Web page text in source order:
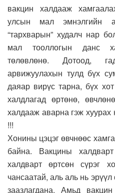
вакцин халдааж
улсын мал эмнэлгийн
“тархварын” худалч нар
мал тооллогын данс
төлөвлөнө. Дотоод,
арвижуулахын тулд бүх
даяар вирүс тарна, бүх
халдлагад өртөнө,
халдааж аварна гэж хуурах
!!!
Хонины цэцэг өвчнөөс
байна. Вакцины
халдварт өртсөн сүрэг
чансаатай, аль аль нь
заазлагдана. Амьд